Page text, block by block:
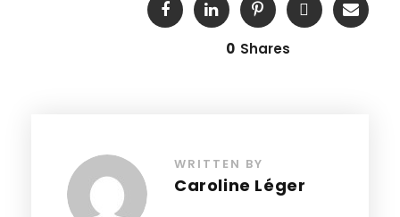
0 Shares
WRITTEN BY
Caroline Léger